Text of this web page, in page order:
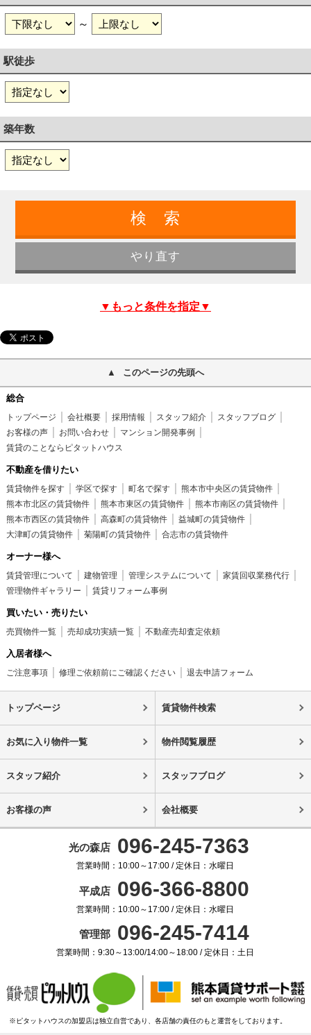
～
駅徒歩
築年数
▼もっと条件を指定▼
このページの先頭へ
総合
トップページ 会社概要 採用情報 スタッフ紹介
スタッフブログ
お客様の声
お問い合わせ
マンション開発事例
賃貸のことならピタットハウス
不動産を借りたい
賃貸物件を探す 学区で探す 町名で探す
熊本市中央区の賃貸物件
熊本市北区の賃貸物件
熊本市東区の賃貸物件
熊本市南区の賃貸物件
熊本市西区の賃貸物件
高森町の賃貸物件
益城町の賃貸物件
大津町の賃貸物件
菊陽町の賃貸物件 合志市の賃貸物件
オーナー様へ
賃貸管理について 建物管理 管理システムについて
家賃回収業務代行
管理物件ギャラリー
賃貸リフォーム事例
買いたい・売りたい
売買物件一覧 売却成功実績一覧 不動産売却査定依頼
入居者様へ
ご注意事項 修理ご依頼前にご確認ください 退去申請フォーム
トップページ 賃貸物件検索
お気に入り物件一覧 物件閲覧履歴
スタッフ紹介 スタッフブログ
お客様の声 会社概要
光の森店 096-245-7363
営業時間：10:00～17:00 / 定休日：水曜日
平成店 096-366-8800
営業時間：10:00～17:00 / 定休日：水曜日
管理部 096-245-7414
営業時間：9:30～13:00/14:00～18:00 / 定休日：土日
※ピタットハウスの加盟店は独立自営であり、各店舗の責任のもと運営をしております。